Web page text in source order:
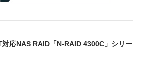
応NAS RAID「N-RAID 4300C」シリー